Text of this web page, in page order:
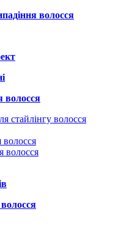
волосся
волосся
стайлінгу волосся
волосся
волосся